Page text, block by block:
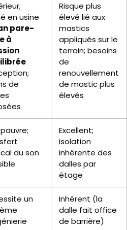
en usine
pare-
à
de
Risque plus
élevé lié aux
mastics
appliqués sur le
terrain; besoins
de
renouvellement
de mastic plus
élevés
du son
Excellent;
isolation
inhérente des
dalles par
étage
un
Inhérent (la
dalle fait office
de barrière)